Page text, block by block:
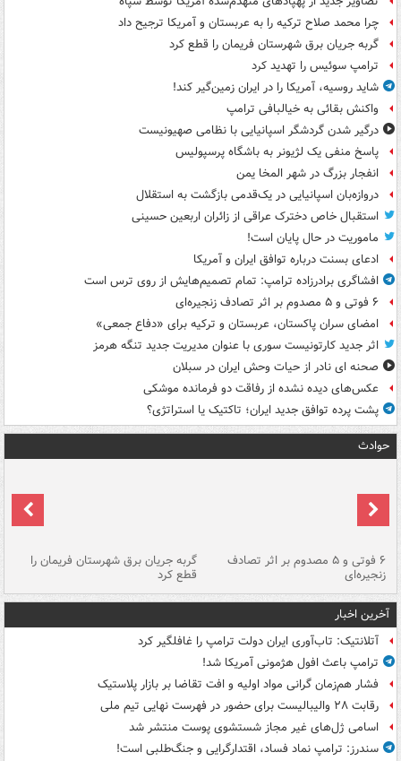
چرا محمد صلاح ترکیه را به عربستان و آمریکا ترجیح داد
گربه جریان برق شهرستان فریمان را قطع کرد
ترامپ سوئیس را تهدید کرد
شاید روسیه، آمریکا را در ایران زمین‌گیر کند!
واکنش بقائی به خیالبافی ترامپ
درگیر شدن گردشگر اسپانیایی با نظامی صهیونیست
پاسخ منفی یک لژیونر به باشگاه پرسپولیس
انفجار بزرگ در شهر المخا یمن
دروازه‌بان اسپانیایی در یک‌قدمی بازگشت به استقلال
استقبال خاص دخترک عراقی از زائران اربعین حسینی
ماموریت در حال پایان است!
ادعای بسنت درباره توافق ایران و آمریکا
افشاگری برادرزاده ترامپ: تمام تصمیم‌هایش از روی ترس است
۶ فوتی و ۵ مصدوم بر اثر تصادف زنجیره‌ای
امضای سران پاکستان، عربستان و ترکیه برای «دفاع جمعی»
اثر جدید کارتونیست سوری با عنوان مدیریت جدید تنگه هرمز
صحنه ای نادر از حیات وحش ایران در سبلان
عکس‌های دیده نشده از رفاقت دو فرمانده‌ موشکی
پشت پرده توافق جدید ایران؛ تاکتیک یا استراتژی؟
حوادث
۶ فوتی و ۵ مصدوم بر اثر تصادف
زنجیره‌ای
گربه جریان برق شهرستان فریمان را
قطع کرد
آخرین اخبار
آتلانتیک: تاب‌آوری ایران دولت ترامپ را غافلگیر کرد
ترامپ باعث افول هژمونی آمریکا شد!
فشار هم‌زمان گرانی مواد اولیه و افت تقاضا بر بازار پلاستیک
رقابت ۲۸ والیبالیست برای حضور در فهرست نهایی تیم ملی
اسامی ژل‌های غیر مجاز شستشوی پوست منتشر شد
سندرز: ترامپ نماد فساد، اقتدارگرایی و جنگ‌طلبی است!